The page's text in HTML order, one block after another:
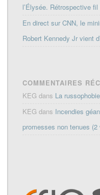
l’Élysée. Rétrospective
En direct sur CNN, le
Robert Kennedy Jr vient
COMMENTAIRES
KEG dans La
KEG dans Incendies
promesses non tenues (2